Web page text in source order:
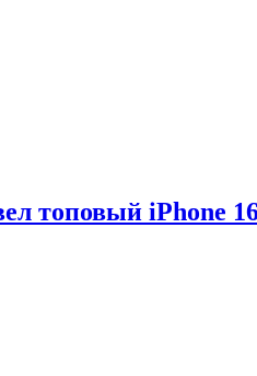
топовый iPhone